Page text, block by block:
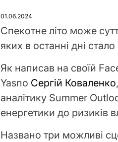
01.06.2024
Спекотне літо може
яких в останні дні
Як написав на своїй
Yasno Сергій Коваленко
аналітику Summer
енергетики до ризиків
Названо три можливі